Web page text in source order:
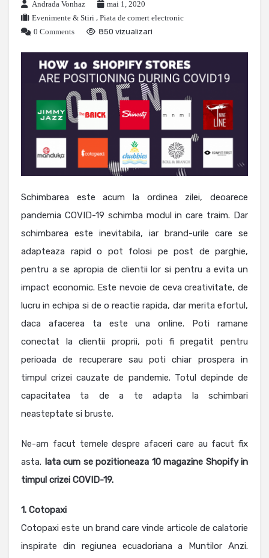
Andrada Vonhaz
mai 1, 2020
Evenimente & Stiri , Piata de comert electronic
0 Comments
850 vizualizari
Schimbarea este acum la ordinea zilei, deoarece
pandemia COVID-19 schimba modul in care traim. Dar
schimbarea este inevitabila, iar brand-urile care se
adapteaza rapid o pot folosi pe post de parghie,
pentru a se apropia de clientii lor si pentru a evita un
impact economic. Este nevoie de ceva creativitate, de
lucru in echipa si de o reactie rapida, dar merita efortul,
daca afacerea ta este una online. Poti ramane
conectat la clientii proprii, poti fi pregatit pentru
perioada de recuperare sau poti chiar prospera in
timpul crizei cauzate de pandemie. Totul depinde de
capacitatea ta de a te adapta la schimbari
neasteptate si bruste.
Ne-am facut temele despre afaceri care au facut fix
asta. Iata cum se pozitioneaza 10 magazine Shopify in
timpul crizei COVID-19.
1. Cotopaxi
Cotopaxi este un brand care vinde articole de calatorie
inspirate din regiunea ecuadoriana a Muntilor Anzi.